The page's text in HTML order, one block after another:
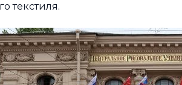
текстиля.